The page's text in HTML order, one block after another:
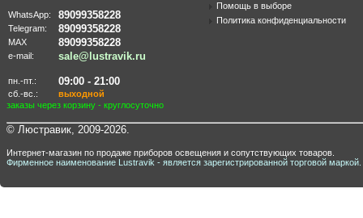
WhatsApp: 89099358228
Telegram: 89099358228
MAX 89099358228
e-mail: sale@lustravik.ru
пн.-пт.: 09:00 - 21:00
сб.-вс.:
выходной
заказы через корзину - круглосуточно
Помощь в выборе
Политика конфиденциальности
© Люстравик, 2009-2026.
Интернет-магазин по продаже приборов освещения и сопутствующих товаров.
Фирменное наименование Lustravik - является зарегистрированной торговой